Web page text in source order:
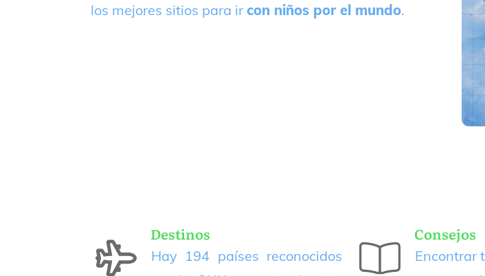
los mejores sitios para ir con niños por el mundo.
Destinos
Hay 194 países reconocidos
Consejos
Encontrar